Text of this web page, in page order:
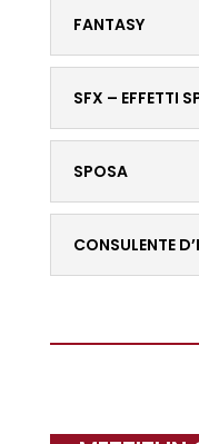
FANTASY
SFX – EFFETTI
SPOSA
CONSULENTE